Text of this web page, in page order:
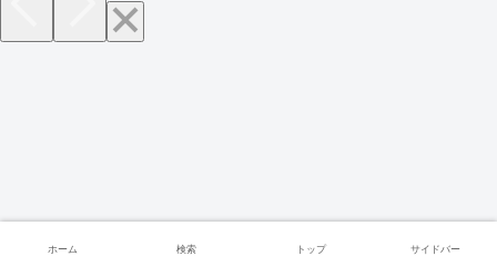
ホーム 検索 トップ サイドバー